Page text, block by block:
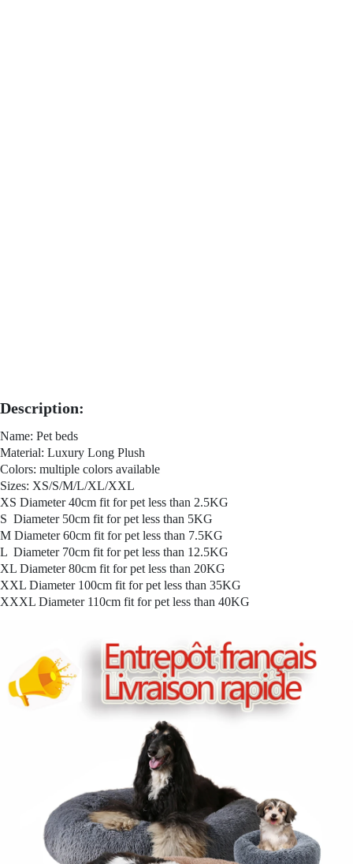
Description:
Name: Pet beds
Material: Luxury Long Plush
Colors: multiple colors available
Sizes: XS/S/M/L/XL/XXL
XS Diameter 40cm fit for pet less than 2.5KG
S Diameter 50cm fit for pet less than 5KG
M Diameter 60cm fit for pet less than 7.5KG
L Diameter 70cm fit for pet less than 12.5KG
XL Diameter 80cm fit for pet less than 20KG
XXL Diameter 100cm fit for pet less than 35KG
XXXL Diameter 110cm fit for pet less than 40KG